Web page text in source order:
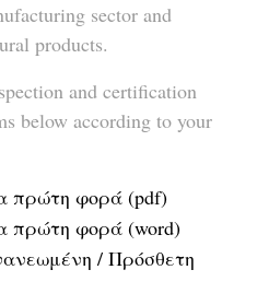
sector and
products.
and certification
below according to your
πρώτη φορά (pdf)
πρώτη φορά (word)
/ Πρόσθετη